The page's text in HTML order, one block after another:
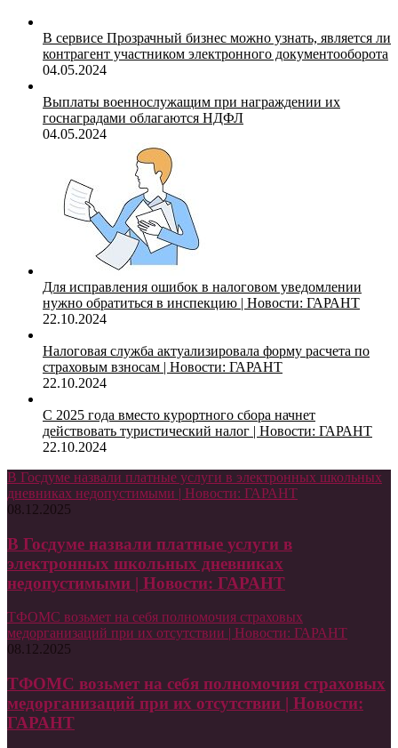
В сервисе Прозрачный бизнес можно узнать, является ли
контрагент участником электронного документооборота
04.05.2024
Выплаты военнослужащим при награждении их
госнаградами облагаются НДФЛ
04.05.2024
Для исправления ошибок в налоговом уведомлении
нужно обратиться в инспекцию | Новости: ГАРАНТ
22.10.2024
Налоговая служба актуализировала форму расчета по
страховым взносам | Новости: ГАРАНТ
22.10.2024
С 2025 года вместо курортного сбора начнет
действовать туристический налог | Новости: ГАРАНТ
22.10.2024
В Госдуме назвали платные услуги в электронных школьных
дневниках недопустимыми | Новости: ГАРАНТ
08.12.2025
В Госдуме назвали платные услуги в
электронных школьных дневниках
недопустимыми | Новости: ГАРАНТ
ТФОМС возьмет на себя полномочия страховых
медорганизаций при их отсутствии | Новости: ГАРАНТ
08.12.2025
ТФОМС возьмет на себя полномочия страховых
медорганизаций при их отсутствии | Новости:
ГАРАНТ